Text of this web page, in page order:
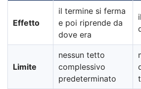
Effetto
il termine si ferma
e poi riprende da
dove era
Limite
nessun tetto
complessivo
predeterminato